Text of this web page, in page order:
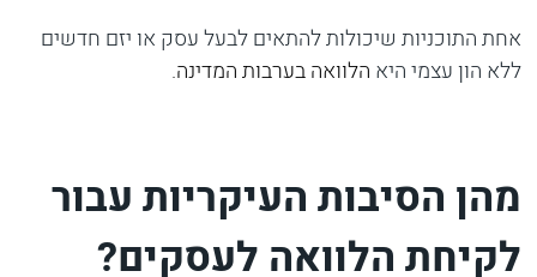
אחת התוכניות שיכולות להתאים לבעל עסק או יזם חדשים
ללא הון עצמי היא הלוואה בערבות המדינה.
מהן הסיבות העיקריות עבור
לקיחת הלוואה לעסקים?